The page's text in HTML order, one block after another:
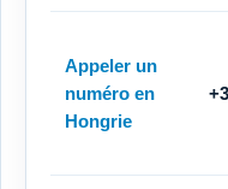
Appeler un
numéro en
Hongrie